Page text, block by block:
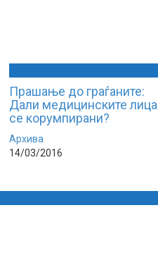
Прашање до граѓаните:
Дали медицинските лица
се корумпирани?
Архива
14/03/2016